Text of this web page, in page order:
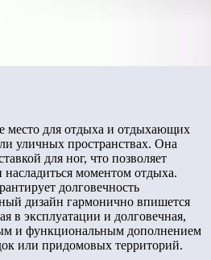
место для отдыха и отдыхающих
уличных пространствах. Она
для ног, что позволяет
насладиться моментом отдыха.
долговечность
дизайн гармонично впишется
в эксплуатации и долговечная,
и функциональным дополнением
или придомовых территорий.